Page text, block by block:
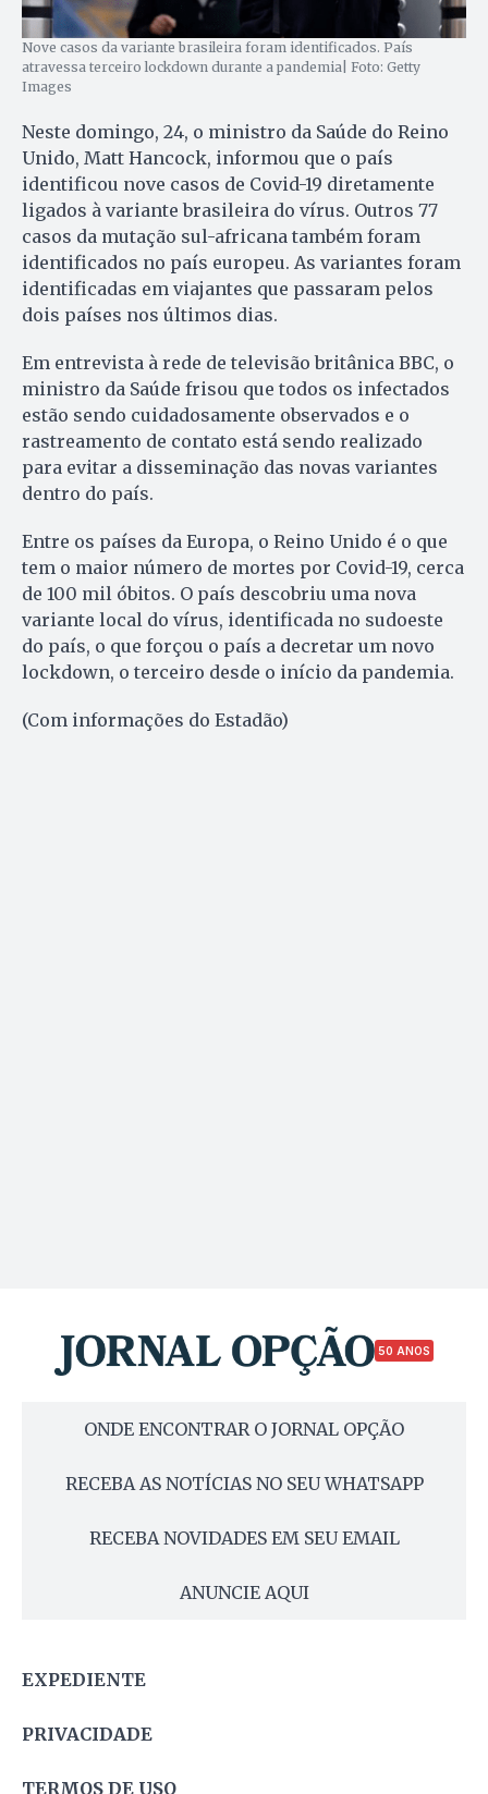
Nove casos da variante brasileira foram identificados. País
atravessa terceiro lockdown durante a pandemia| Foto: Getty
Images
Neste domingo, 24, o ministro da Saúde do Reino
Unido, Matt Hancock, informou que o país
identificou nove casos de Covid-19 diretamente
ligados à variante brasileira do vírus. Outros 77
casos da mutação sul-africana também foram
identificados no país europeu. As variantes foram
identificadas em viajantes que passaram pelos
dois países nos últimos dias.
Em entrevista à rede de televisão britânica BBC, o
ministro da Saúde frisou que todos os infectados
estão sendo cuidadosamente observados e o
rastreamento de contato está sendo realizado
para evitar a disseminação das novas variantes
dentro do país.
Entre os países da Europa, o Reino Unido é o que
tem o maior número de mortes por Covid-19, cerca
de 100 mil óbitos. O país descobriu uma nova
variante local do vírus, identificada no sudoeste
do país, o que forçou o país a decretar um novo
lockdown, o terceiro desde o início da pandemia.
(Com informações do Estadão)
50 ANOS
ONDE ENCONTRAR O JORNAL OPÇÃO
RECEBA AS NOTÍCIAS NO SEU WHATSAPP
RECEBA NOVIDADES EM SEU EMAIL
ANUNCIE AQUI
EXPEDIENTE
PRIVACIDADE
TERMOS DE USO